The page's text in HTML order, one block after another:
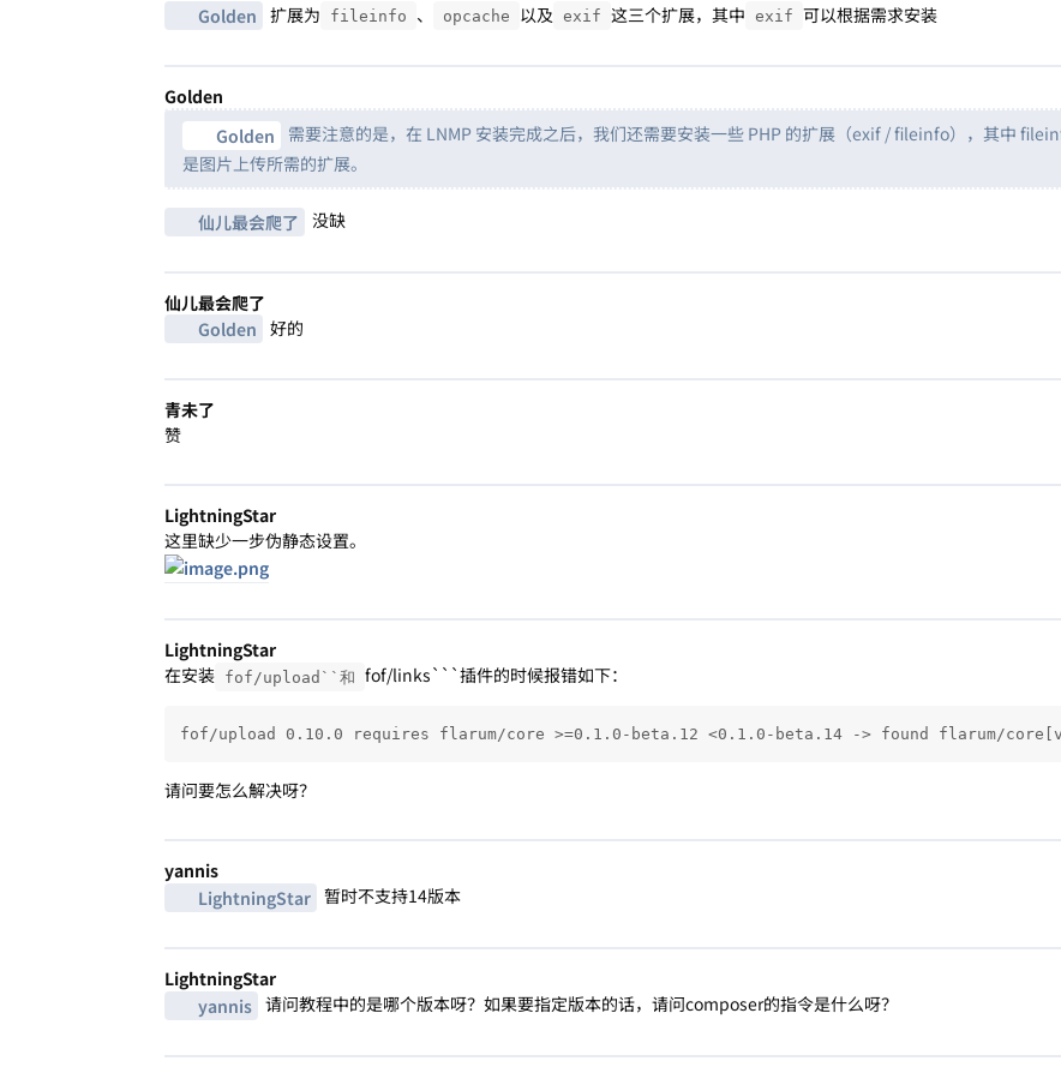
Golden 扩展为 fileinfo 、 opcache 以及 exif 这三个扩展，其中 exif 可以根据需求安装
Golden
Golden
需要注意的是，在 LNMP 安装完成之后，我们还需要安装一些 PHP 的扩展（exif / fileinfo），其中
是图片上传所需的扩展。
仙儿最会爬了 没缺
仙儿最会爬了
Golden 好的
青未了
赞
LightningStar
这里缺少一步伪静态设置。
LightningStar
在安装 fof/upload``和 fof/links```插件的时候报错如下：
fof/upload 0.10.0 requires flarum/core >=0.1.0-beta.12 <0.1.0-beta.14 -> found flarum/
请问要怎么解决呀？
yannis
LightningStar 暂时不支持14版本
LightningStar
yannis 请问教程中的是哪个版本呀？如果要指定版本的话，请问composer的指令是什么呀？